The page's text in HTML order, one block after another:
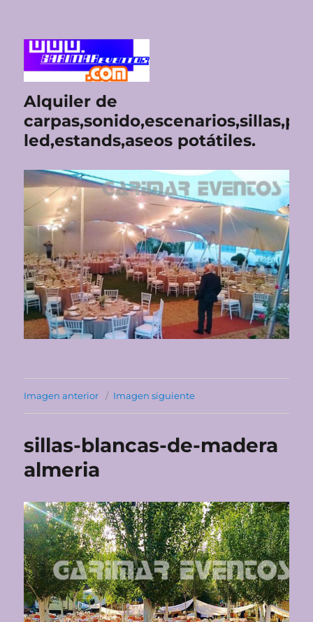
Alquiler de
led,estands,aseos potátiles.
Imagen anterior Imagen siguiente
sillas-blancas-de-madera
almeria